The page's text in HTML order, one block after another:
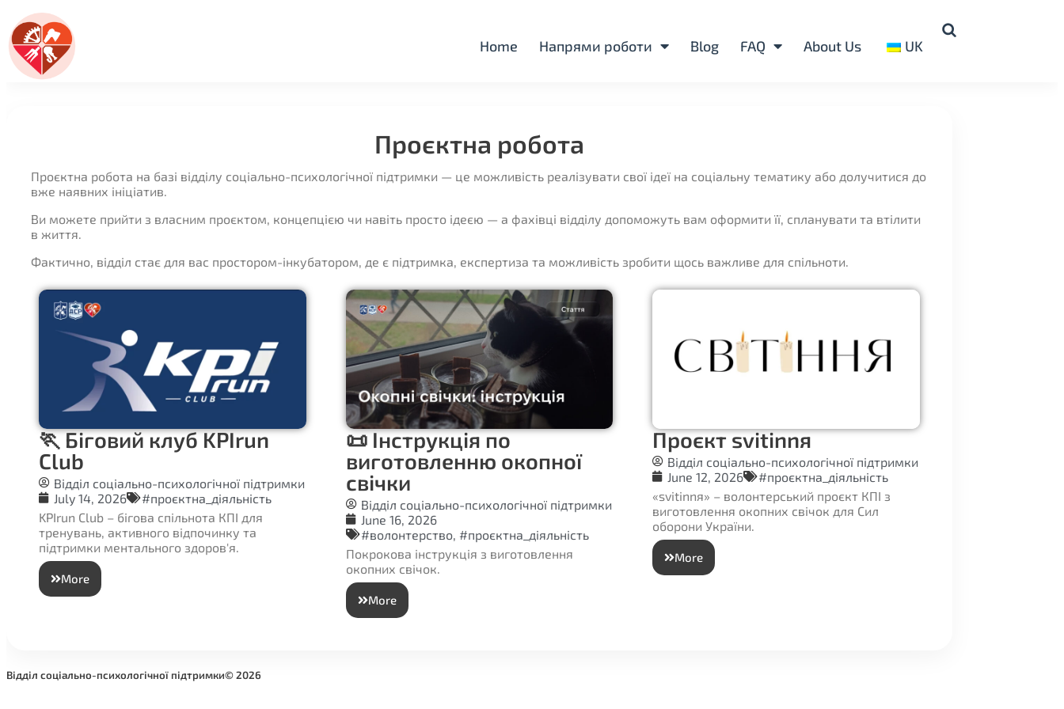
Home Напрями роботи Blog FAQ About Us UK
Проєктна робота
Проєктна робота на базі відділу соціально-психологічної підтримки — це можливість реалізувати свої ідеї на соціальну тематику або долучитися до
вже наявних ініціатив.
Ви можете прийти з власним проєктом, концепцією чи навіть просто ідеєю — а фахівці відділу допоможуть вам оформити її, спланувати та втілити
в життя.
Фактично, відділ стає для вас простором-інкубатором, де є підтримка, експертиза та можливість зробити щось важливе для спільноти.
🏃 Біговий клуб KPIrun
Сlub
Відділ соціально-психологічної підтримки
July 14, 2026
#проєктна_діяльність
KPIrun Club – бігова спільнота КПІ для
тренувань, активного відпочинку та
підтримки ментального здоров'я.
More
📜 Інструкція по
виготовленню окопної
свічки
Відділ соціально-психологічної підтримки
June 16, 2026
#волонтерство, #проєктна_діяльність
Покрокова інструкція з виготовлення
окопних свічок.
More
Проєкт svitinnя
Відділ соціально-психологічної підтримки
June 12, 2026
#проєктна_діяльність
«svitinnя» – волонтерський проєкт КПІ з
виготовлення окопних свічок для Сил
оборони України.
More
Відділ соціально-психологічної підтримки©️ 2026